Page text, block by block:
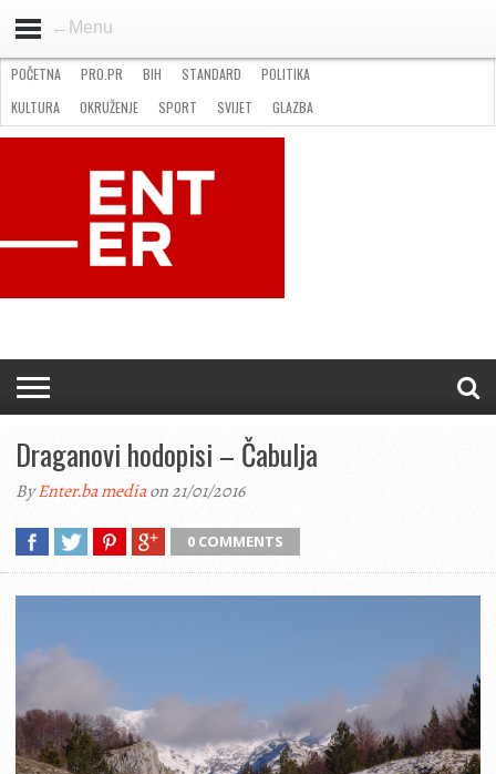
←Menu
STANDARD
GOSPODARSTVO
OKRUŽENJE
POČETNA PRO.PR BIH STANDARD
POLITIKA
KULTURA
OKRUŽENJE SPORT SVIJET
GLAZBA
NATJEČAJI
FILMING LOCATION IN BH KONTAKT
Draganovi hodopisi – Čabulja
ByEnter.ba mediaon 21/01/2016
0 COMMENTS